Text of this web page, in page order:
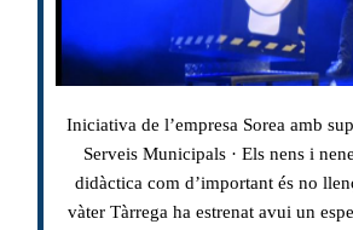
Iniciativa de l’empresa Sorea amb
Serveis Municipals · Els nens i
didàctica com d’important és no
vàter Tàrrega ha estrenat avui un